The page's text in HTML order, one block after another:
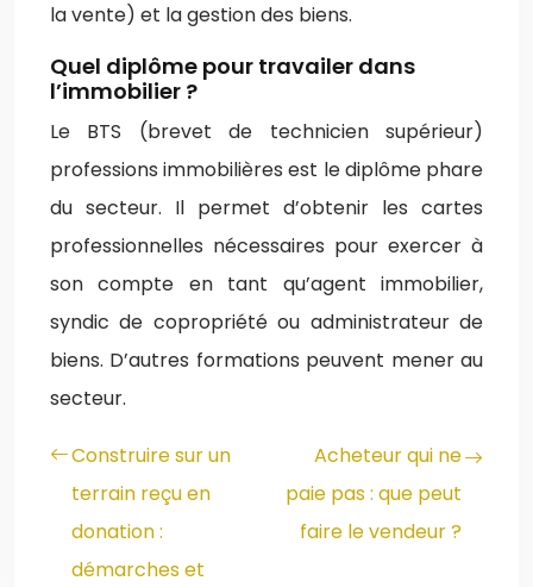
la vente) et la gestion des biens.
Quel diplôme pour travailer dans
l’immobilier ?
Le BTS (brevet de technicien supérieur)
professions immobilières est le diplôme phare
du secteur. Il permet d’obtenir les cartes
professionnelles nécessaires pour exercer à
son compte en tant qu’agent immobilier,
syndic de copropriété ou administrateur de
biens. D’autres formations peuvent mener au
secteur.
Construire sur un
terrain reçu en
donation :
démarches et
Acheteur qui ne
paie pas : que peut
faire le vendeur ?